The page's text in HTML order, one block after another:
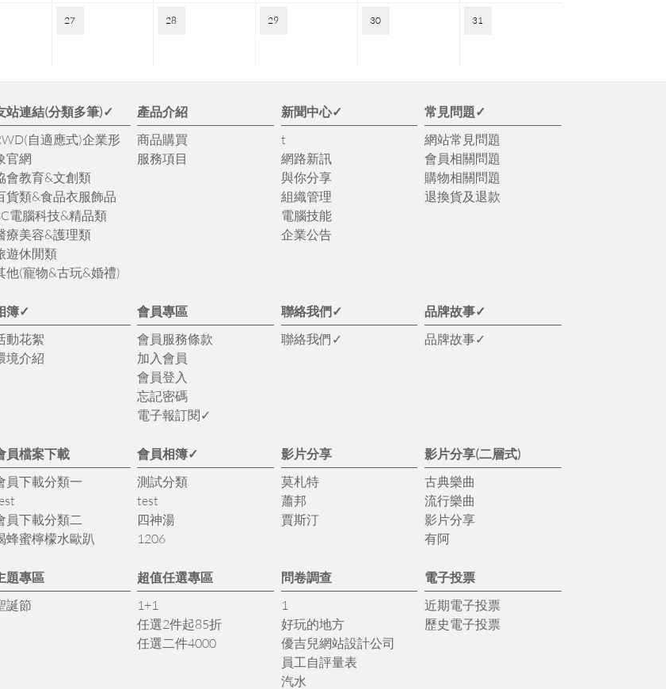
27 28 29 30 31
站連結(分類多筆)✓
自適應式)企業形
官網
會教育&文創類
貨類&食品衣服飾品
電腦科技&精品類
療美容&護理類
遊休閒類
他(寵物&古玩&婚禮)
產品介紹
商品購買
服務項目
新聞中心✓
t
網路新訊
與你分享
組織管理
電腦技能
企業公告
常見問題✓
網站常見問題
會員相關問題
購物相關問題
退換貨及退款
簿✓
動花絮
境介紹
會員專區
會員服務條款
加入會員
會員登入
忘記密碼
電子報訂閱✓
聯絡我們✓
聯絡我們✓
品牌故事✓
品牌故事✓
員檔案下載
員下載分類一
員下載分類二
蜂蜜檸檬水歐趴
會員相簿✓
測試分類
test
四神湯
1206
影片分享
莫札特
蕭邦
賈斯汀
影片分享(二層式)
古典樂曲
流行樂曲
影片分享
有阿
題專區
誕節
超值任選專區
1+1
任選2件起85折
任選二件4000
問卷調查
1
好玩的地方
優吉兒網站設計公司
員工自評量表
汽水
電子投票
近期電子投票
歷史電子投票